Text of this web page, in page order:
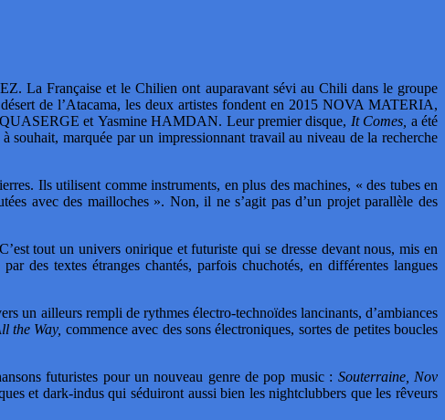
La Française et le Chilien ont auparavant sévi au Chili dans le groupe
de l’Atacama, les deux artistes fondent en 2015 NOVA MATERIA,
et Yasmine HAMDAN. Leur premier disque, It Comes, a été
souhait, marquée par un impressionnant travail au niveau de la recherche
Ils utilisent comme instruments, en plus des machines, « des tubes en
avec des mailloches ». Non, il ne s’agit pas d’un projet parallèle des
tout un univers onirique et futuriste qui se dresse devant nous, mis en
des textes étranges chantés, parfois chuchotés, en différentes langues
un ailleurs rempli de rythmes électro-technoïdes lancinants, d’ambiances
the Way, commence avec des sons électroniques, sortes de petites boucles
futuristes pour un nouveau genre de pop music : Souterraine, Nov
et dark-indus qui séduiront aussi bien les nightclubbers que les rêveurs